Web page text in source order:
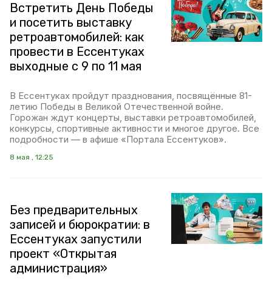
Встретить День Победы
и посетить выставку
ретроавтомобилей: как
провести в Ессентуках
выходные с 9 по 11 мая
В Ессентуках пройдут празднования, посвящённые 81-
летию Победы в Великой Отечественной войне.
Горожан ждут концерты, выставки ретроавтомобилей,
конкурсы, спортивные активности и многое другое. Все
подробности — в афише «Портала Ессентуков».
8 мая , 12:25
Без предварительных
записей и бюрократии: в
Ессентуках запустили
проект «Открытая
администрация»